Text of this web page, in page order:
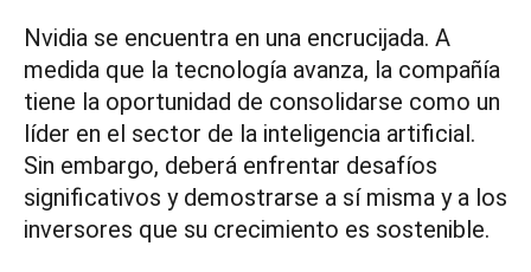
Nvidia se encuentra en una encrucijada. A
medida que la tecnología avanza, la compañía
tiene la oportunidad de consolidarse como un
líder en el sector de la inteligencia artificial.
Sin embargo, deberá enfrentar desafíos
significativos y demostrarse a sí misma y a los
inversores que su crecimiento es sostenible.